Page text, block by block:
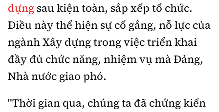
Thông tin tòa
soạn
dựng sau kiện toàn, sắp xếp tổ chức.
Điều này thể hiện sự cố gắng, nỗ lực của
ngành Xây dựng trong việc triển khai
đầy đủ chức năng, nhiệm vụ mà Đảng,
Nhà nước giao phó.
"Thời gian qua, chúng ta đã chứng kiến